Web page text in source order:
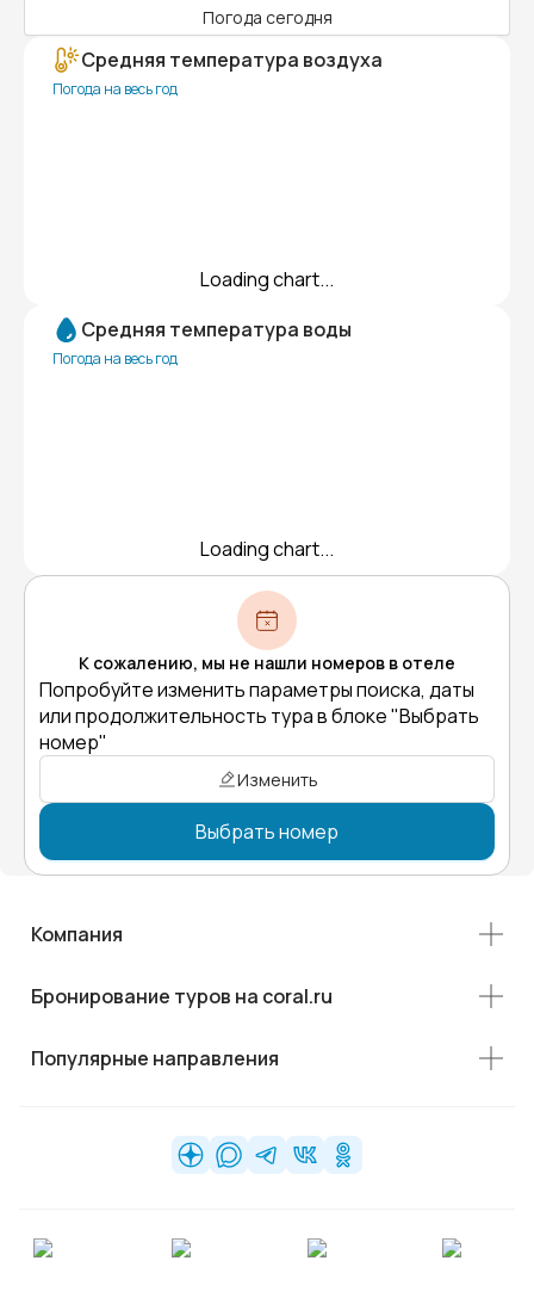
Погода сегодня
Средняя температура воздуха
Погода на весь год
Loading chart...
Средняя температура воды
Погода на весь год
Loading chart...
К сожалению, мы не нашли номеров в отеле
Попробуйте изменить параметры поиска, даты
или продолжительность тура в блоке "Выбрать
номер"
Изменить
Выбрать номер
Компания
Бронирование туров на coral.ru
Популярные направления